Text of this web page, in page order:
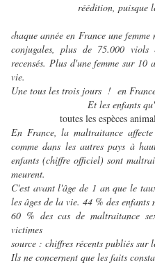
réédition, puisque
chaque année en France une
conjugales, plus de 75.000
recensés. Plus d'une femme sur
vie.
Une tous les trois jours ! en
Et les enfants
toutes les espèces
En France, la maltraitance
comme dans les autres pays à
enfants (chiffre officiel) sont
meurent.
C'est avant l'âge de 1 an que le
les âges de la vie. 44 % des
60 % des cas de maltraitance
victimes
source : chiffres récents publiés sur
Ils ne concernent que les faits